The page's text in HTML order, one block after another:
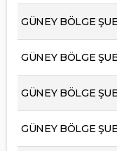
GÜNEY BÖLGE
GÜNEY BÖLGE
GÜNEY BÖLGE
GÜNEY BÖLGE